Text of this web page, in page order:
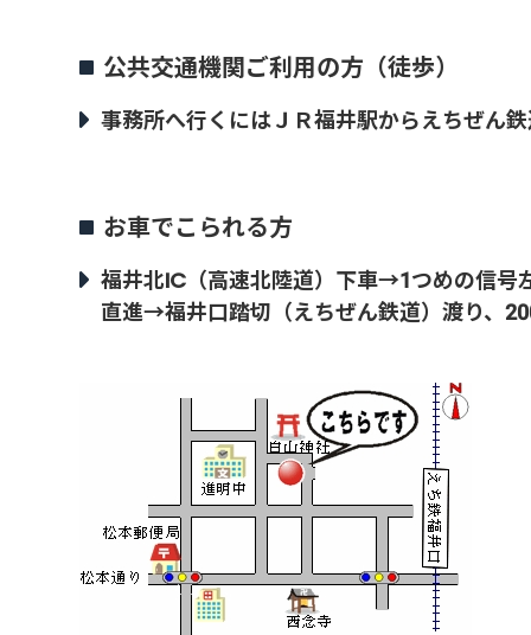
公共交通機関ご利用の方（徒歩）
事務所へ行くにはＪＲ福井駅からえちぜん
お車でこられる方
福井北IC（高速北陸道）下車→1つめの信
直進→福井口踏切（えちぜん鉄道）渡り、